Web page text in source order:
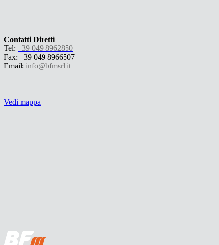
Contatti Diretti
Tel: +39 049 8962850
Fax: +39 049 8966507
Email: info@bfmsrl.it
Vedi mappa